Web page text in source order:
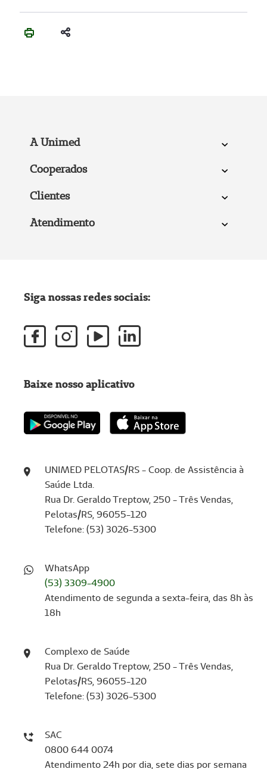
A Unimed
Cooperados
Clientes
Atendimento
UNIMED PELOTAS/RS - Coop. de Assistência à
Saúde Ltda.
Rua Dr. Geraldo Treptow, 250 - Três Vendas,
Pelotas/RS, 96055-120
Telefone: (53) 3026-5300
WhatsApp
(53) 3309-4900
Atendimento de segunda a sexta-feira, das 8h às
18h
Complexo de Saúde
Rua Dr. Geraldo Treptow, 250 - Três Vendas,
Pelotas/RS, 96055-120
Telefone: (53) 3026-5300
SAC
0800 644 0074
Atendimento 24h por dia, sete dias por semana
Siga nossas redes sociais:
Baixe nosso aplicativo